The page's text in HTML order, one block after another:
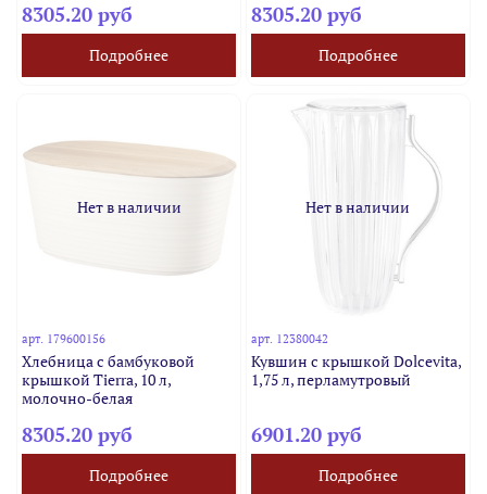
8305.20 руб
Подробнее
8305.20 руб
Подробнее
Нет в наличии
арт. 179600156
Хлебница с бамбуковой
крышкой Tierra, 10 л,
молочно-белая
8305.20 руб
Подробнее
Нет в наличии
арт. 12380042
Кувшин с крышкой Dolcevita,
1,75 л, перламутровый
6901.20 руб
Подробнее